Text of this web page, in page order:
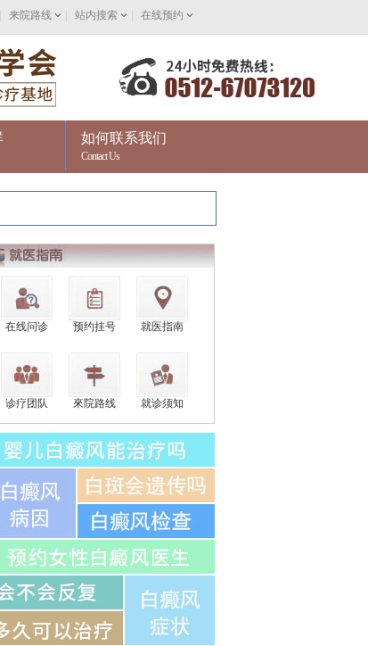
来院路线 站内搜索 在线预约
如何联系我们
Contact Us
在线问诊 预约挂号 就医指南
诊疗团队 來院路线 就诊须知